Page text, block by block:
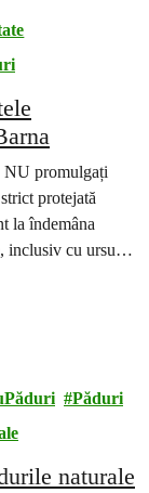
NU promulgați
protejată
la îndemâna
inclusiv cu ursul
au aprobat cote
Păduri
naturale